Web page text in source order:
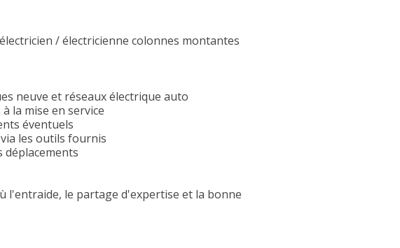
/ électricienne colonnes montantes
neuve et réseaux électrique auto
la mise en service
éventuels
les outils fournis
déplacements
l'entraide, le partage d'expertise et la bonne